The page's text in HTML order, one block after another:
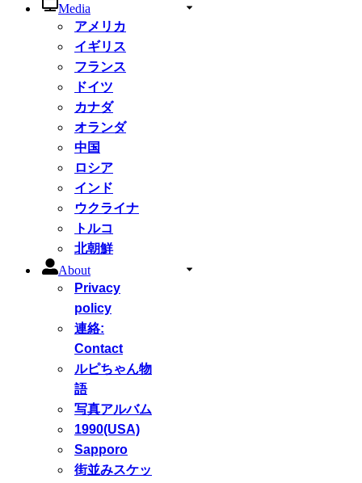
Media
アメリカ
イギリス
フランス
ドイツ
カナダ
オランダ
中国
ロシア
インド
ウクライナ
トルコ
北朝鮮
About
Privacy
policy
連絡:
Contact
ルピちゃん物
語
写真アルバム
1990(USA)
Sapporo
街並みスケッ